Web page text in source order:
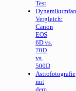
Test
Vergleich:
Canon
EOS
6D vs.
70D
vs.
500D
Astrofotografie
mit
dem